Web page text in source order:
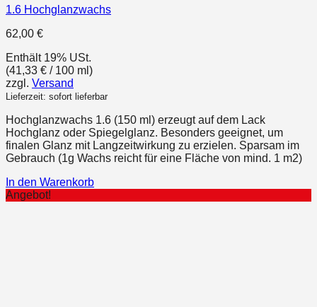
1.6 Hochglanzwachs
62,00 €
Enthält 19% USt.
(41,33 € / 100 ml)
zzgl. Versand
Lieferzeit: sofort lieferbar
Hochglanzwachs 1.6 (150 ml) erzeugt auf dem Lack
Hochglanz oder Spiegelglanz. Besonders geeignet, um
finalen Glanz mit Langzeitwirkung zu erzielen. Sparsam im
Gebrauch (1g Wachs reicht für eine Fläche von mind. 1 m2)
In den Warenkorb
Angebot!